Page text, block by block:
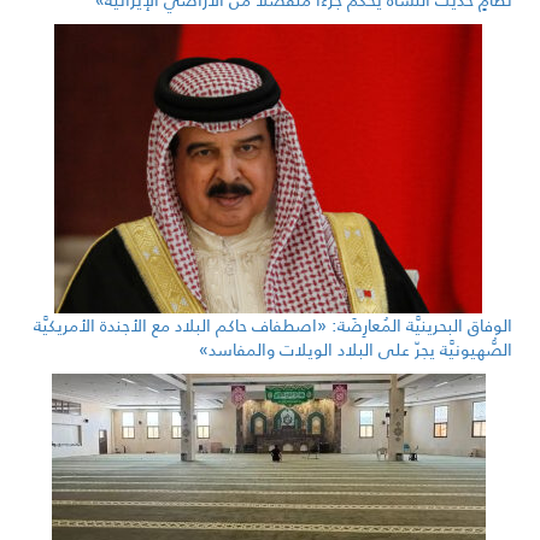
الوفاق البحرينيَّة المُعارِضَة: «اصطفاف حاكم البلاد مع الأجندة الأمريكيَّة
الصُّهيونيَّة يجرّ على البلاد الويلات والمفاسد»